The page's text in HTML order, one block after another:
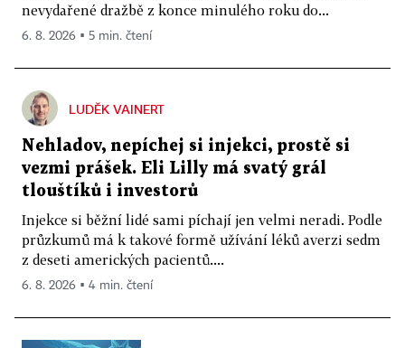
nevydařené dražbě z konce minulého roku do...
6. 8. 2026 ▪ 5 min. čtení
LUDĚK VAINERT
Nehladov, nepíchej si injekci, prostě si
vezmi prášek. Eli Lilly má svatý grál
tlouštíků i investorů
Injekce si běžní lidé sami píchají jen velmi neradi. Podle
průzkumů má k takové formě užívání léků averzi sedm
z deseti amerických pacientů....
6. 8. 2026 ▪ 4 min. čtení